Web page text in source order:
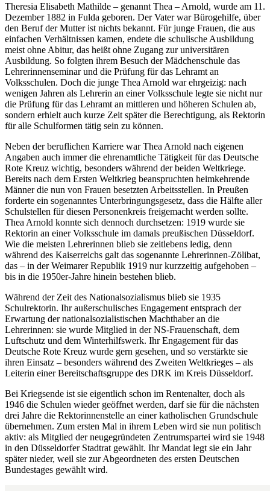
Theresia Elisabeth Mathilde – genannt Thea – Arnold, wurde am 11.
Dezember 1882 in Fulda geboren. Der Vater war Bürogehilfe, über
den Beruf der Mutter ist nichts bekannt. Für junge Frauen, die aus
einfachen Verhältnissen kamen, endete die schulische Ausbildung
meist ohne Abitur, das heißt ohne Zugang zur universitären
Ausbildung. So folgten ihrem Besuch der Mädchenschule das
Lehrerinnenseminar und die Prüfung für das Lehramt an
Volksschulen. Doch die junge Thea Arnold war ehrgeizig: nach
wenigen Jahren als Lehrerin an einer Volksschule legte sie nicht nur
die Prüfung für das Lehramt an mittleren und höheren Schulen ab,
sondern erhielt auch kurze Zeit später die Berechtigung, als Rektorin
für alle Schulformen tätig sein zu können.
Neben der beruflichen Karriere war Thea Arnold nach eigenen
Angaben auch immer die ehrenamtliche Tätigkeit für das Deutsche
Rote Kreuz wichtig, besonders während der beiden Weltkriege.
Bereits nach dem Ersten Weltkrieg beanspruchten heimkehrende
Männer die nun von Frauen besetzten Arbeitsstellen. In Preußen
forderte ein sogenanntes Unterbringungsgesetz, dass die Hälfte aller
Schulstellen für diesen Personenkreis freigemacht werden sollte.
Thea Arnold konnte sich dennoch durchsetzen: 1919 wurde sie
Rektorin an einer Volksschule im damals preußischen Düsseldorf.
Wie die meisten Lehrerinnen blieb sie zeitlebens ledig, denn
während des Kaiserreichs galt das sogenannte Lehrerinnen-Zölibat,
das – in der Weimarer Republik 1919 nur kurzzeitig aufgehoben –
bis in die 1950er-Jahre hinein bestehen blieb.
Während der Zeit des Nationalsozialismus blieb sie 1935
Schulrektorin. Ihr außerschulisches Engagement entsprach der
Erwartung der nationalsozialistischen Machthaber an die
Lehrerinnen: sie wurde Mitglied in der NS-Frauenschaft, dem
Luftschutz und dem Winterhilfswerk. IhrEngagement für das
Deutsche Rote Kreuz wurde gern gesehen, und so verstärkte sie
ihren Einsatz – besonders während des Zweiten Weltkrieges – als
Leiterin einer Bereitschaftsgruppe des DRK im Kreis Düsseldorf.
Bei Kriegsende ist sie eigentlich schon im Rentenalter, doch als
1946 die Schulen wieder geöffnet werden, darf sie für die nächsten
drei Jahre die Rektorinnenstelle an einer katholischen Grundschule
übernehmen. Zum ersten Mal in ihrem Leben wird sie nun politisch
aktiv: als Mitglied der neugegründeten Zentrumspartei wird sie 1948
in den Düsseldorfer Stadtrat gewählt. Ihr Mandat legt sie ein Jahr
später nieder, weil sie zur Abgeordneten des ersten Deutschen
Bundestages gewählt wird.